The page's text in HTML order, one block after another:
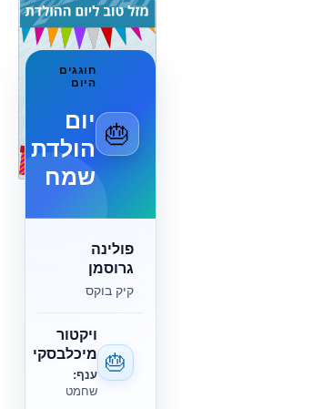
🎂
חוגגים
היום
יום
הולדת
שמח
פולינה
גרוסמן
קיק בוקס
🎂
ויקטור
מיכלבסקי
ענף:
שחמט